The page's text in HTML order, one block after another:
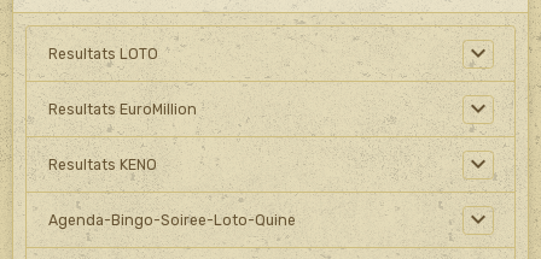
Resultats LOTO
Resultats EuroMillion
Resultats KENO
Agenda-Bingo-Soiree-Loto-Quine